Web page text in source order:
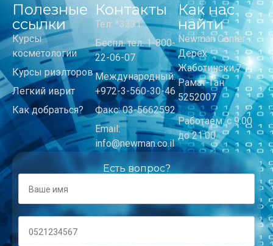
Полезные
ссылки
Курсы
косметологии
Курсы риэлторов
Легкий иврит
Как добраться?
Контакты
Тел: *3331
Беспл. тел: 1-800-
22-06-07
Международный:
+972-3-560-30-46
Факс: 03-5662592
Email:
info@newman.co.il
Как нас
найти
Newman Center
Дерех
Жаботински,7
Рамат-Ган
5252007
Работаем: с 9:00
до 21:00
Есть вопрос?